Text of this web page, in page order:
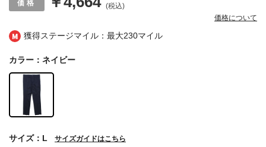
獲得ステージマイル：最大230マイル
(税込)
価格について
カラー：ネイビー
サイズ：L サイズガイドはこちら